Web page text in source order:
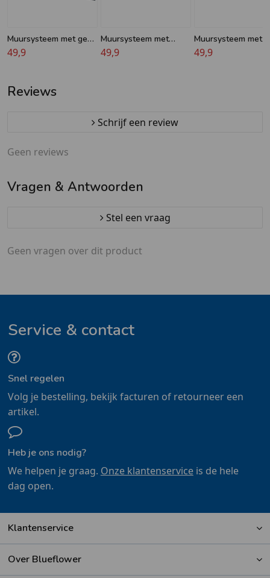
Muursysteem met geel
lint - 5m - Krijger®
49,9
Muursysteem met
zwart lint - 5m -
49,9
Muursysteem met
lint - 5m - Krijger®
49,9
Reviews
Schrijf een review
Geen reviews
Vragen & Antwoorden
Stel een vraag
Geen vragen over dit product
Service & contact
Snel regelen
Volg je bestelling, bekijk facturen of retourneer een
artikel.
Heb je ons nodig?
We helpen je graag. Onze klantenserviceis de hele
dag open.
Klantenservice
Over Blueflower